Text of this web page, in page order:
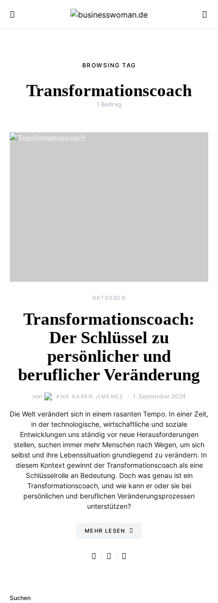
BROWSING TAG
Transformationscoach
1 Beitrag
RATGEBER
Transformationscoach:
Der Schlüssel zu
persönlicher und
beruflicher Veränderung
von ANA KAREN JIMENEZ 1. September 2024
Die Welt verändert sich in einem rasanten Tempo. In einer Zeit,
in der technologische, wirtschaftliche und soziale
Entwicklungen uns ständig vor neue Herausforderungen
stellen, suchen immer mehr Menschen nach Wegen, um sich
selbst und ihre Lebenssituation grundlegend zu verändern. In
diesem Kontext gewinnt der Transformationscoach als eine
Schlüsselrolle an Bedeutung. Doch was genau ist ein
Transformationscoach, und wie kann er oder sie bei
persönlichen und beruflichen Veränderungsprozessen
unterstützen?
MEHR LESEN
Suchen